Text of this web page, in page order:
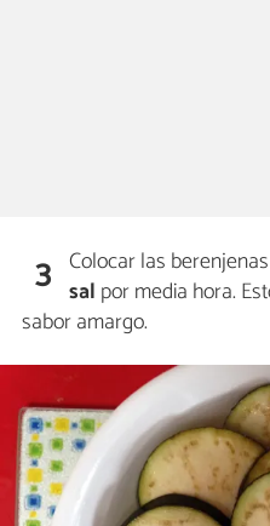
3 Colocar las
sal por media hora.
sabor amargo.